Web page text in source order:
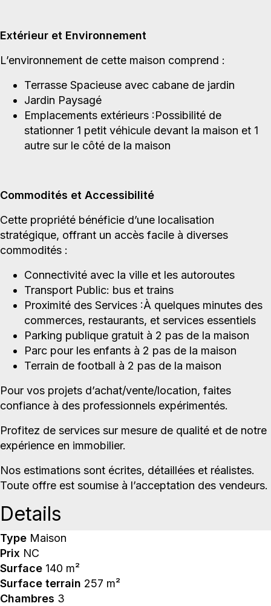
Extérieur et Environnement
L’environnement de cette maison comprend :
Terrasse Spacieuse avec cabane de jardin
Jardin Paysagé
Emplacements extérieurs :Possibilité de
stationner 1 petit véhicule devant la maison et 1
autre sur le côté de la maison
Commodités et Accessibilité
Cette propriété bénéficie d’une localisation
stratégique, offrant un accès facile à diverses
commodités :
Connectivité avec la ville et les autoroutes
Transport Public: bus et trains
Proximité des Services :À quelques minutes des
commerces, restaurants, et services essentiels
Parking publique gratuit à 2 pas de la maison
Parc pour les enfants à 2 pas de la maison
Terrain de football à 2 pas de la maison
Pour vos projets d’achat/vente/location, faites
confiance à des professionnels expérimentés.
Profitez de services sur mesure de qualité et de notre
expérience en immobilier.
Nos estimations sont écrites, détaillées et réalistes.
Toute offre est soumise à l’acceptation des vendeurs.
Details
Type Maison
Prix NC
Surface 140 m²
Surface terrain 257 m²
Chambres 3